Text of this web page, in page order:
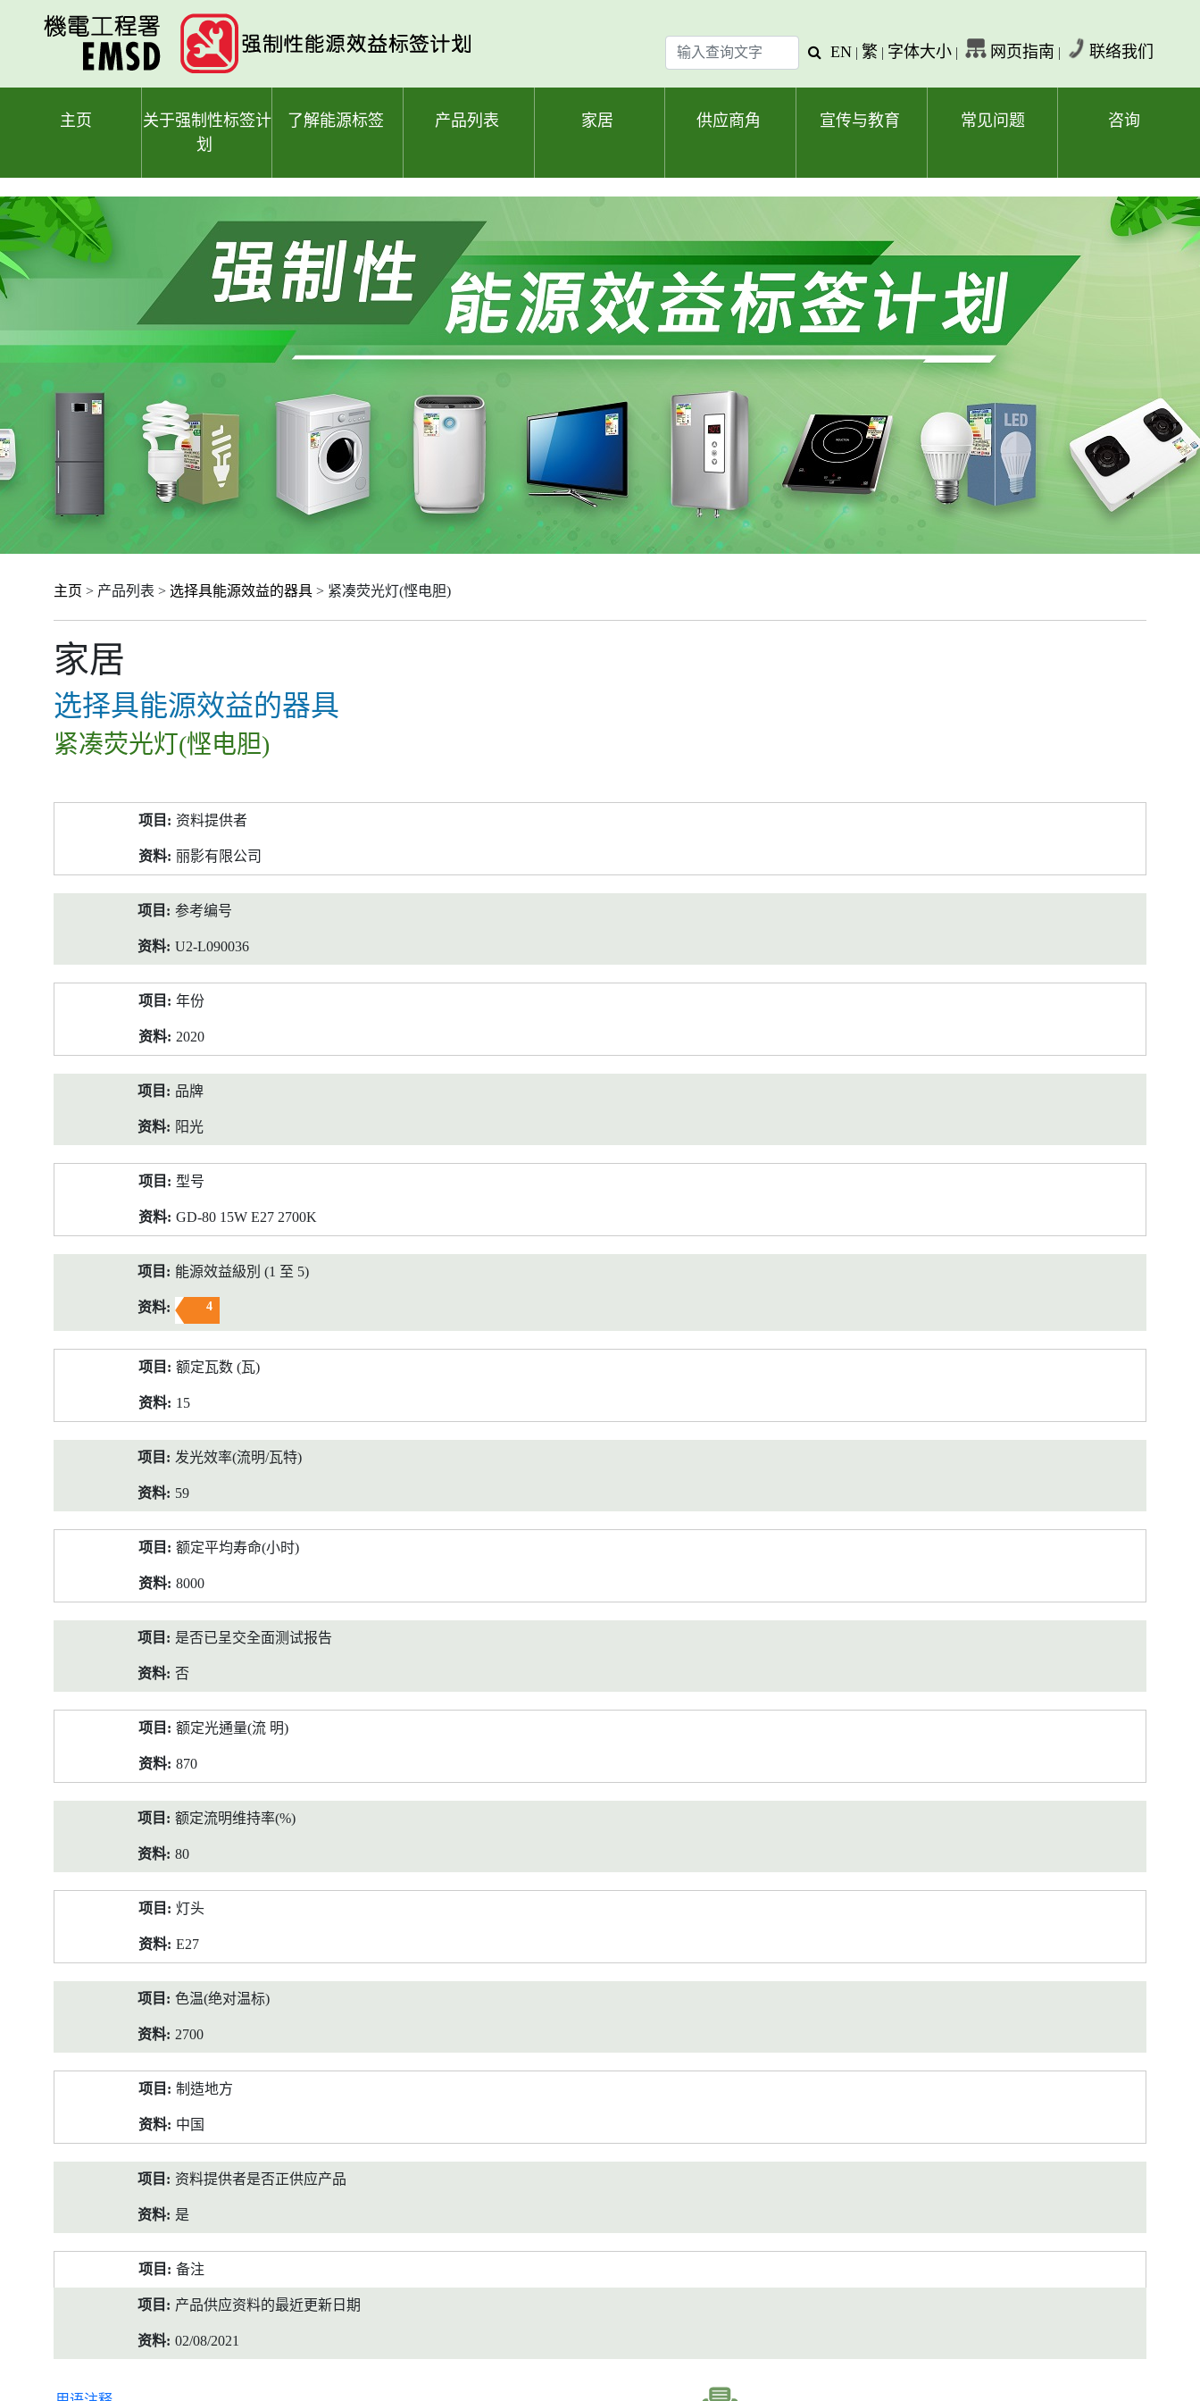
输
入
查
查
字
EN | 繁 | 字体大小 | 网页指南 | 联络我们
主页
关于强制性标签计
划
了解能源标签 产品列表 家居 供应商角 宣传与教育 常见问题 咨询
主页 > 产品列表 > 选择具能源效益的器具 > 紧凑荧光灯(悭电胆)
家居
选择具能源效益的器具
紧凑荧光灯(悭电胆)
料
资料提供者
丽影有限公司
参考编号
U2-L090036
年份
2020
品牌
阳光
型号
GD-80 15W E27 2700K
能源效益級別 (1 至 5)
4
额定瓦数 (瓦)
15
发光效率(流明/瓦特)
59
额定平均寿命(小时)
8000
是否已呈交全面测试报告
否
额定光通量(流 明)
870
额定流明维持率(%)
80
灯头
E27
色温(绝对温标)
2700
制造地方
中国
资料提供者是否正供应产品
是
备注
产品供应资料的最近更新日期
02/08/2021